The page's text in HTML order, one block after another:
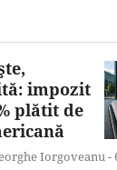
impozit
plătit de
Iorgoveanu -